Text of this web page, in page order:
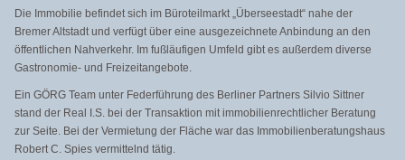
Die Immobilie befindet sich im Büroteilmarkt „Überseestadt“ nahe der
Bremer Altstadt und verfügt über eine ausgezeichnete Anbindung an den
öffentlichen Nahverkehr. Im fußläufigen Umfeld gibt es außerdem diverse
Gastronomie- und Freizeitangebote.
Ein GÖRG Team unter Federführung des Berliner Partners Silvio Sittner
stand der Real I.S. bei der Transaktion mit immobilienrechtlicher Beratung
zur Seite. Bei der Vermietung der Fläche war das Immobilienberatungshaus
Robert C. Spies vermittelnd tätig.